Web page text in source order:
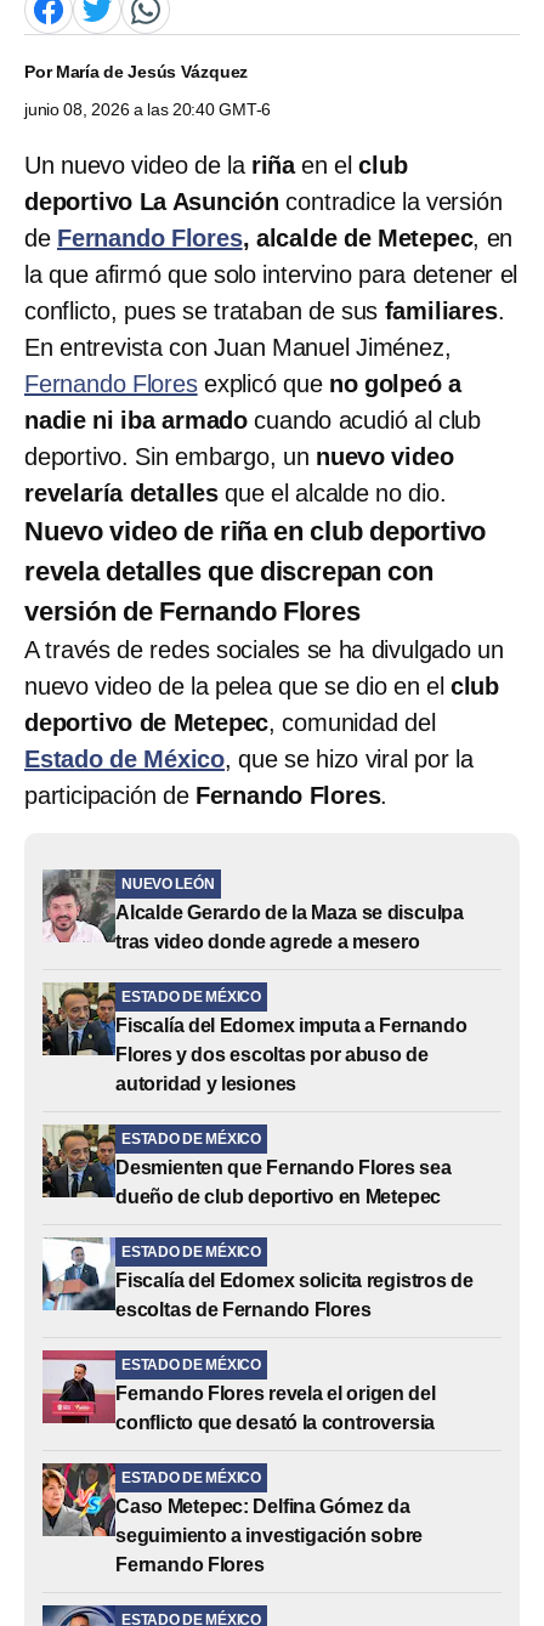
PorMaría de Jesús Vázquez
junio 08, 2026 a las 20:40 GMT-6
Un nuevo video de la riñaen elclub
deportivo La Asuncióncontradice la versión
de Fernando Flores, alcalde de Metepec, en
la que afirmó que solo intervino para detener el
conflicto, pues se trataban de sus familiares.
En entrevista con Juan Manuel Jiménez,
Fernando Floresexplicó que no golpeó a
nadie ni iba armado cuando acudió al club
deportivo. Sin embargo, un nuevo video
revelaría detalles que el alcalde no dio.
Nuevo video de riña en club deportivo
revela detalles que discrepan con
versión de Fernando Flores
A través de redes sociales se ha divulgado un
nuevo video de la pelea que se dio en el club
deportivo de Metepec, comunidad del
Estado de México, que se hizo viral por la
participación de Fernando Flores.
NUEVO LEÓN
Alcalde Gerardo de la Maza se disculpa
tras video donde agrede a mesero
ESTADO DE MÉXICO
Fiscalía del Edomex imputa a Fernando
Flores y dos escoltas por abuso de
autoridad y lesiones
ESTADO DE MÉXICO
Desmienten que Fernando Flores sea
dueño de club deportivo en Metepec
ESTADO DE MÉXICO
Fiscalía del Edomex solicita registros de
escoltas de Fernando Flores
ESTADO DE MÉXICO
Fernando Flores revela el origen del
conflicto que desató la controversia
ESTADO DE MÉXICO
Caso Metepec: Delfina Gómez da
seguimiento a investigación sobre
Fernando Flores
ESTADO DE MÉXICO